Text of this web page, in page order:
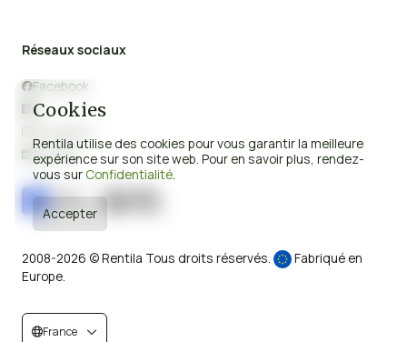
Cookies
Rentila utilise des cookies pour vous garantir la meilleure
expérience sur son site web. Pour en savoir plus, rendez-
vous sur Confidentialité.
Accepter
Réseaux sociaux
Facebook
X

 Linkedin
2008-2026 © Rentila Tous droits réservés.
Fabriqué en
Europe.
France 